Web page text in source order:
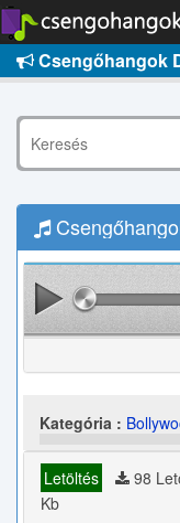
Csengőhangok
Kategória :
Letöltés 98
Kb